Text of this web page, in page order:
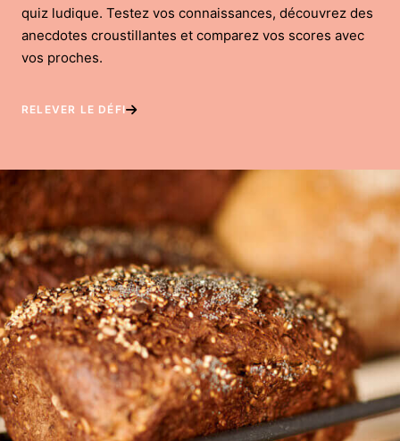
quiz ludique. Testez vos connaissances, découvrez des
anecdotes croustillantes et comparez vos scores avec
vos proches.
RELEVER LE DÉFI